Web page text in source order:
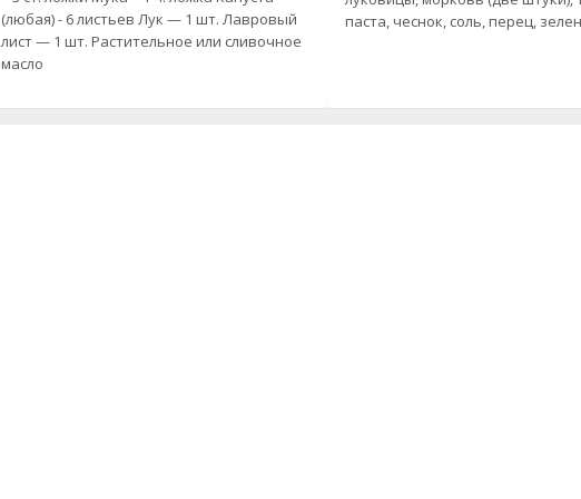
(любая) - 6 листьев Лук — 1 шт. Лавровый
лист — 1 шт. Растительное или сливочное
масло
паста, чеснок, соль,